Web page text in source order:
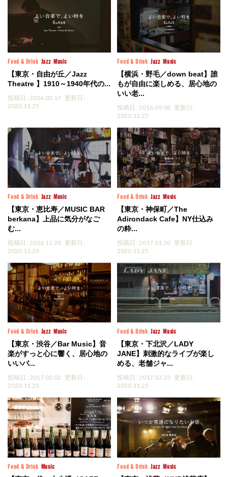
Food & Drink Jazz Music
【東京・自由が丘／Jazz
Theatre 】1910～1940年代の...
投稿日 : 2016.05.17 更新日 :
2020.11.25
Food & Drink Jazz Music
【横浜・野毛／down beat】誰
もが自由に楽しめる、居心地の
いい老...
投稿日 : 2016.09.08 更新日 :
2020.11.25
Food & Drink Jazz Music
【東京・恵比寿／MUSIC BAR
berkana】上品に気分がなご
む...
投稿日 : 2016.11.28 更新日 :
2020.11.25
Food & Drink Jazz Music
【東京・神保町／The
Adirondack Cafe】NY仕込み
の粋...
投稿日 : 2017.01.20 更新日 :
2020.11.25
Food & Drink Jazz Music
【東京・渋谷／Bar Music】音
楽がすっと心に響く、居心地の
いいバ...
投稿日 : 2017.02.02 更新日 :
2020.11.25
Food & Drink Jazz Music
【東京・下北沢／LADY
JANE】刺激的なライブが楽し
める、老舗ジャ...
投稿日 : 2017.03.23 更新日 :
2020.11.25
Food & Drink Music
Food & Drink Jazz Music